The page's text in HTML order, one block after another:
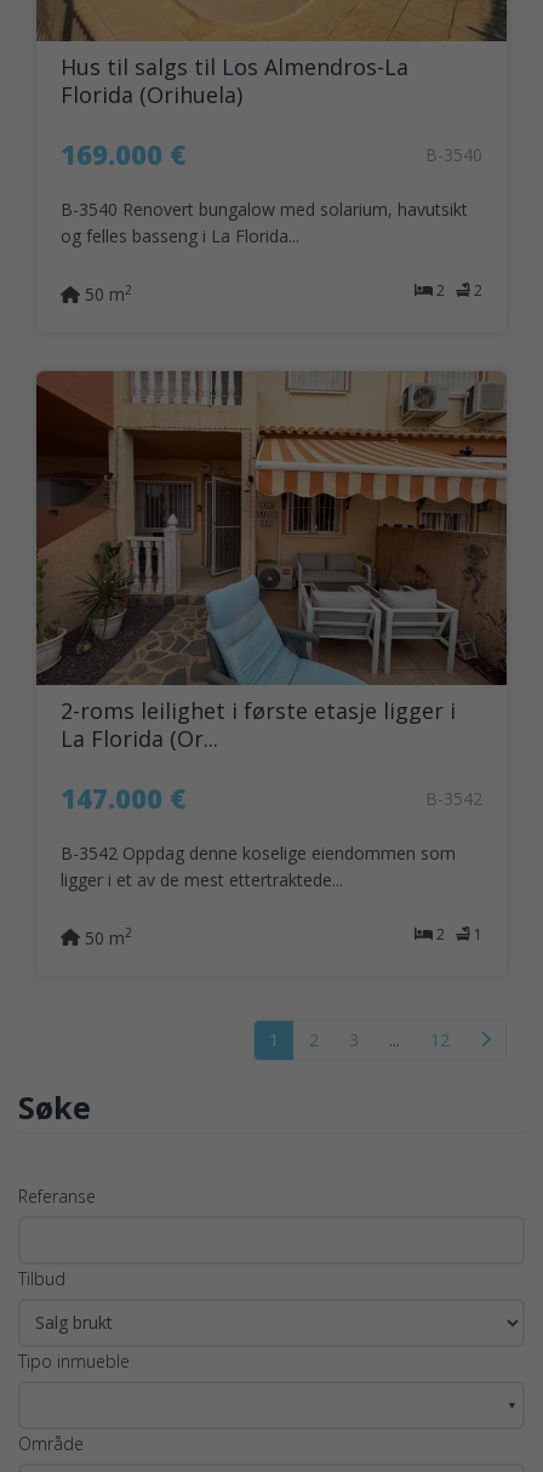
Hus til salgs til Los Almendros-La
Florida (Orihuela)
169.000 € B-3540
B-3540 Renovert bungalow med solarium, havutsikt
og felles basseng i La Florida...
2 2
50 m2
2-roms leilighet i første etasje ligger i
La Florida (Or...
147.000 € B-3542
B-3542 Oppdag denne koselige eiendommen som
ligger i et av de mest ettertraktede...
2 1
50 m2
1 2 3 ... 12
Søke
Referanse
Tilbud
Tipo inmueble
▼
Område